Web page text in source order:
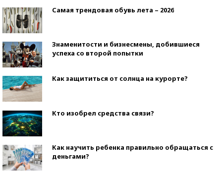
Самая трендовая обувь лета – 2026
Знаменитости и бизнесмены, добившиеся
успеха со второй попытки
Как защититься от солнца на курорте?
Кто изобрел средства связи?
Как научить ребенка правильно обращаться с
деньгами?